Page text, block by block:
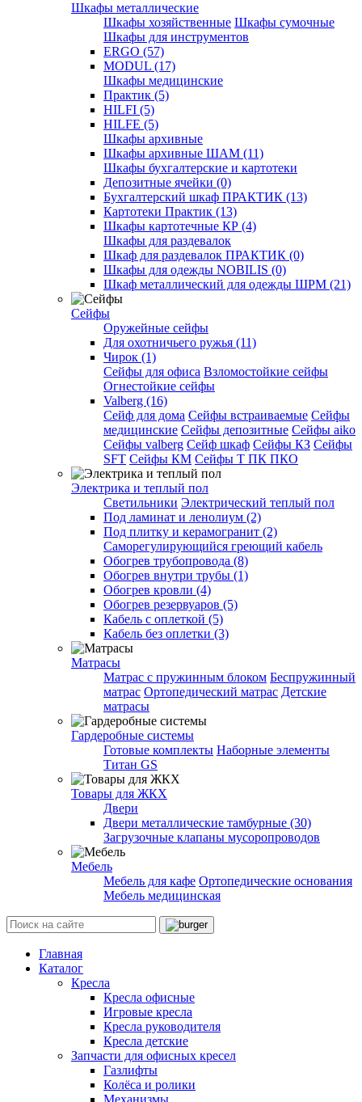
Шкафы металлические
Шкафы хозяйственные Шкафы сумочные
Шкафы для инструментов
ERGO (57)
MODUL (17)
Шкафы медицинские
Практик (5)
HILFI (5)
HILFE (5)
Шкафы архивные
Шкафы архивные ШАМ (11)
Шкафы бухгалтерские и картотеки
Депозитные ячейки (0)
Бухгалтерский шкаф ПРАКТИК (13)
Картотеки Практик (13)
Шкафы картотечные КР (4)
Шкафы для раздевалок
Шкаф для раздевалок ПРАКТИК (0)
Шкафы для одежды NOBILIS (0)
Шкаф металлический для одежды ШРМ (21)
Сейфы
Оружейные сейфы
Для охотничьего ружья (11)
Чирок (1)
Сейфы для офиса Взломостойкие сейфы
Огнестойкие сейфы
Valberg (16)
Cейф для дома Сейфы встраиваемые Сейфы
медицинские Сейфы депозитные Сейфы aiko
Сейфы valberg Сейф шкаф Сейфы КЗ Сейфы
SFT Сейфы КМ Сейфы Т ПК ПКО
Электрика и теплый пол
Светильники Электрический теплый пол
Под ламинат и ленолиум (2)
Под плитку и керамогранит (2)
Саморегулирующийся греющий кабель
Обогрев трубопровода (8)
Обогрев внутри трубы (1)
Обогрев кровли (4)
Обогрев резервуаров (5)
Кабель с оплеткой (5)
Кабель без оплетки (3)
Матрасы
Матрас с пружинным блоком Беспружинный
матрас Ортопедический матрас Детские
матрасы
Гардеробные системы
Готовые комплекты Наборные элементы
Титан GS
Товары для ЖКХ
Двери
Двери металлические тамбурные (30)
Загрузочные клапаны мусоропроводов
Мебель
Мебель для кафе Ортопедические основания
Мебель медицинская
Главная
Каталог
Кресла
Кресла офисные
Игровые кресла
Кресла руководителя
Кресла детские
Запчасти для офисных кресел
Газлифты
Колёса и ролики
Механизмы